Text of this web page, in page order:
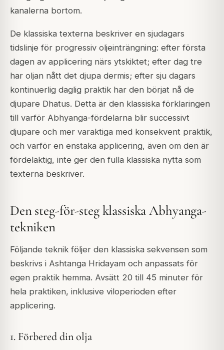
kanalerna bortom.
De klassiska texterna beskriver en sjudagars
tidslinje för progressiv oljeinträngning: efter första
dagen av applicering närs ytskiktet; efter dag tre
har oljan nått det djupa dermis; efter sju dagars
kontinuerlig daglig praktik har den börjat nå de
djupare Dhatus. Detta är den klassiska förklaringen
till varför Abhyanga-fördelarna blir successivt
djupare och mer varaktiga med konsekvent praktik,
och varför en enstaka applicering, även om den är
fördelaktig, inte ger den fulla klassiska nytta som
texterna beskriver.
Den steg-för-steg klassiska Abhyanga-
tekniken
Följande teknik följer den klassiska sekvensen som
beskrivs i Ashtanga Hridayam och anpassats för
egen praktik hemma. Avsätt 20 till 45 minuter för
hela praktiken, inklusive viloperioden efter
applicering.
1. Förbered din olja